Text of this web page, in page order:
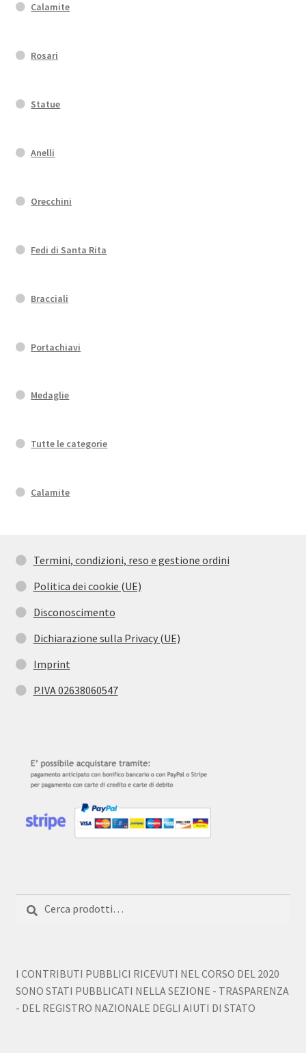
Calamite
Rosari
Statue
Anelli
Orecchini
Fedi di Santa Rita
Bracciali
Portachiavi
Medaglie
Tutte le categorie
Calamite
Termini, condizioni, reso e gestione ordini
Politica dei cookie (UE)
Disconoscimento
Dichiarazione sulla Privacy (UE)
Imprint
P.IVA 02638060547
I CONTRIBUTI PUBBLICI RICEVUTI NEL CORSO DEL 2020
SONO STATI PUBBLICATI NELLA SEZIONE - TRASPARENZA
- DEL REGISTRO NAZIONALE DEGLI AIUTI DI STATO